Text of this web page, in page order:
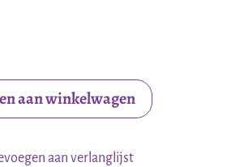
aan winkelwagen
aan verlanglijst